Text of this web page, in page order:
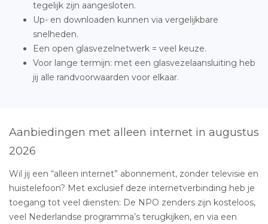
tegelijk zijn aangesloten.
Up- en downloaden kunnen via vergelijkbare
snelheden.
Een open glasvezelnetwerk = veel keuze.
Voor lange termijn: met een glasvezelaansluiting heb
jij alle randvoorwaarden voor elkaar.
Aanbiedingen met alleen internet in augustus
2026
Wil jij een “alleen internet” abonnement, zonder televisie en
huistelefoon? Met exclusief deze internetverbinding heb je
toegang tot veel diensten: De NPO zenders zijn kosteloos,
veel Nederlandse programma’s terugkijken, en via een